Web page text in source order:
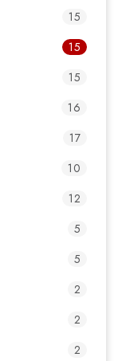
15
15
15
16
17
10
12
5
5
2
2
2